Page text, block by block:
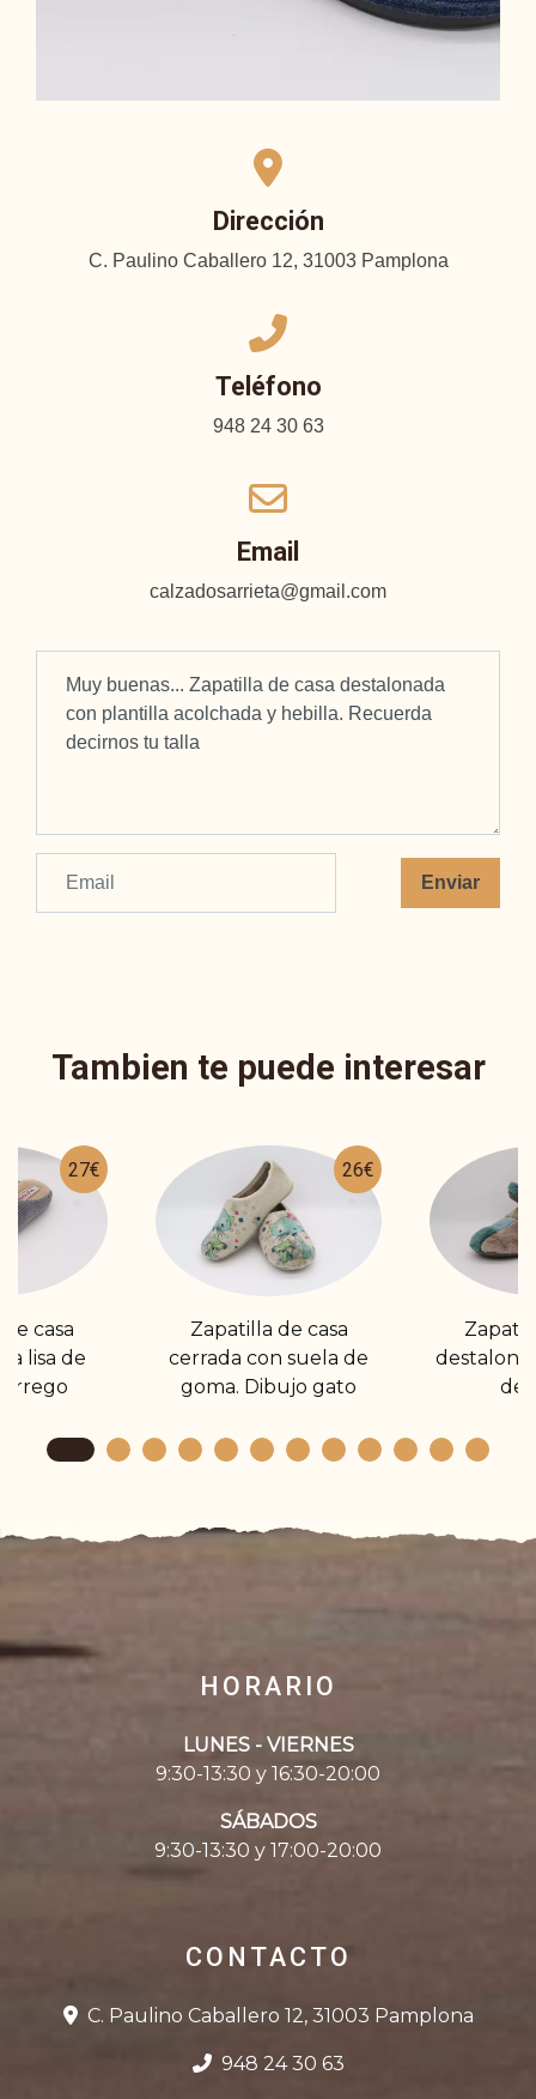
Dirección
C. Paulino Caballero 12, 31003 Pamplona
Teléfono
948 24 30 63
Email
calzadosarrieta@gmail.com
Enviar
Tambien te puede interesar
27€
casa
lisa de
26€
Zapatilla de casa
cerrada con suela de
goma. Dibujo gato
de
HORARIO
LUNES - VIERNES
9:30-13:30 y 16:30-20:00
SÁBADOS
9:30-13:30 y 17:00-20:00
CONTACTO
C. Paulino Caballero 12, 31003 Pamplona
948 24 30 63